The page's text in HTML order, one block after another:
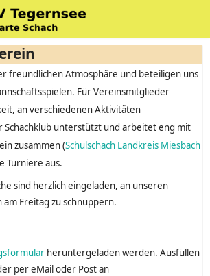
freundlichen Atmosphäre und beteiligen uns
Für Vereinsmitglieder
an verschiedenen Aktivitäten
Schachklub unterstützt und arbeitet eng mit
zusammen (Schulschach Landkreis Miesbach
Turniere aus.
sind herzlich eingeladen, an unseren
am Freitag zu schnuppern.
heruntergeladen werden. Ausfüllen
per eMail oder Post an